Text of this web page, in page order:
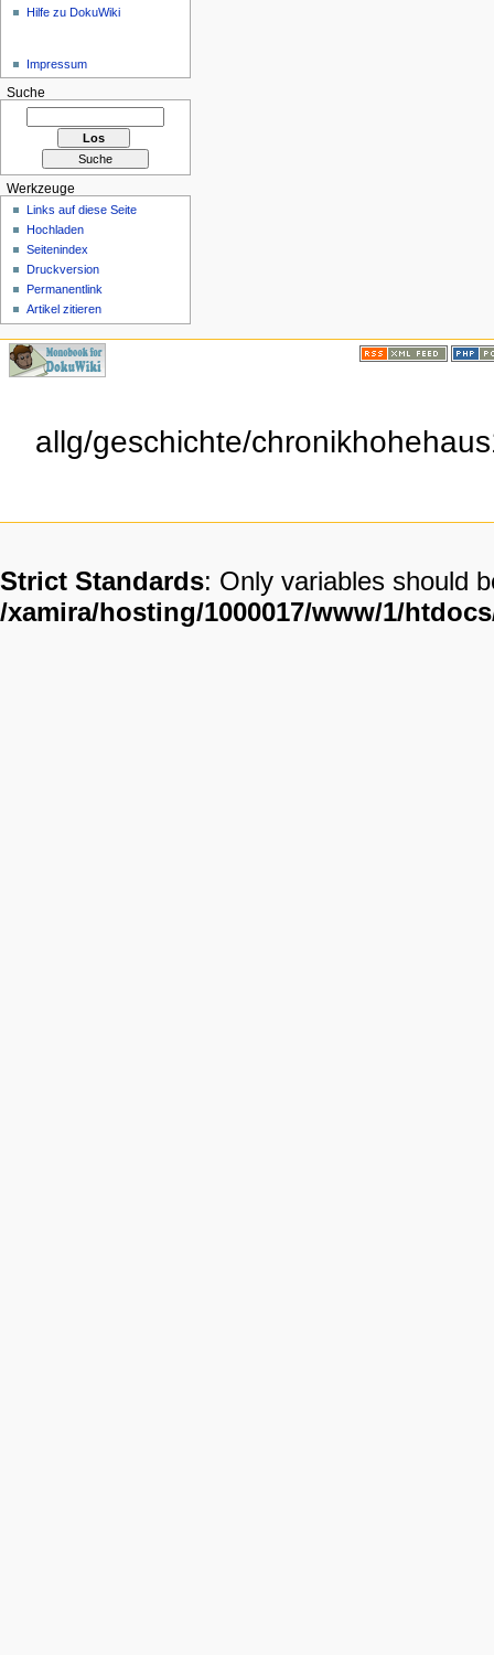
Hilfe zu DokuWiki
Impressum
Suche
Werkzeuge
Links auf diese Seite
Hochladen
Seitenindex
Druckversion
Permanentlink
Artikel zitieren
allg/geschichte/
Strict Standards: Only variables should
/xamira/hosting/1000017/www/1/